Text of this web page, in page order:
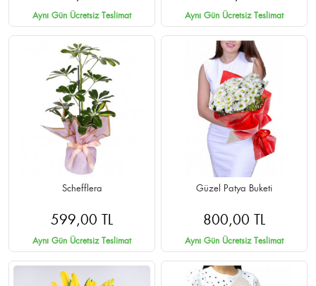
Aynı Gün Ücretsiz Teslimat Aynı Gün Ücretsiz Teslimat
Schefflera
599,00 TL
Aynı Gün Ücretsiz Teslimat
Güzel Patya Buketi
800,00 TL
Aynı Gün Ücretsiz Teslimat